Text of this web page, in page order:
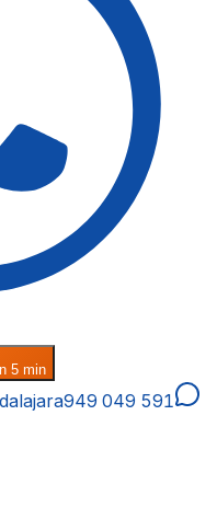
5 min
949 049 591